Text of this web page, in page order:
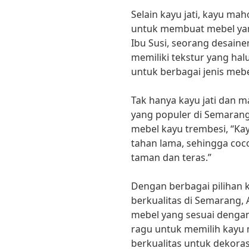
Selain kayu jati, kayu
untuk membuat mebel
Ibu Susi, seorang
memiliki tekstur yang
untuk berbagai jenis
Tak hanya kayu jati dan
yang populer di
mebel kayu trembesi,
tahan lama, sehingga
taman dan teras.”
Dengan berbagai pilihan
berkualitas di Semarang,
mebel yang sesuai
ragu untuk memilih kayu
berkualitas untuk